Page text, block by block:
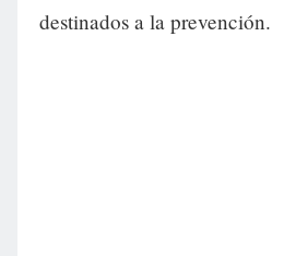
destinados a la prevención.